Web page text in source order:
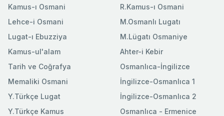
Kamus-ı Osmani
Lehce-i Osmani
Lugat-ı Ebuzziya
R.Kamus-ı Osmani
M.Osmanlı Lugatı
M.Lügatı Osmaniye
Kamus-ul'alam
Tarih ve Coğrafya
Memaliki Osmani
Y.Türkçe Lugat
Y.Türkçe Kamus
Ahter-i Kebir
Osmanlıca-İngilizce
İngilizce-Osmanlıca 1
İngilizce-Osmanlıca 2
Osmanlıca - Ermenice